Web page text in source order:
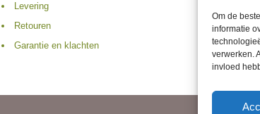
Om de
informatie
verwerken.
invloed
Levering
Retouren
Garantie en klachten
Volg